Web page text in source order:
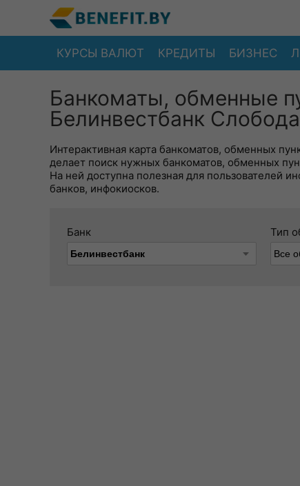
КУРСЫ ВАЛЮТ КРЕДИТЫ БИЗНЕС
Банкоматы, обменные
Белинвестбанк
Интерактивная карта банкоматов, обменных
делает поиск нужных банкоматов, обменных
На ней доступна полезная для пользователей
банков, инфокиосков.
Банк Тип